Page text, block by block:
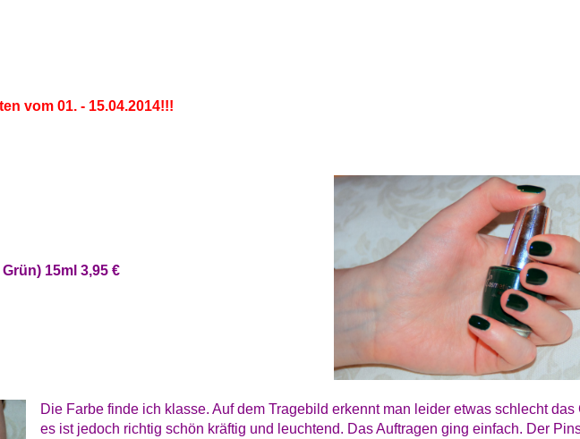
vom 01. - 15.04.2014!!!
15ml 3,95 €
Die Farbe finde ich klasse. Auf dem Tragebild erkennt man leider etwas schlecht das
es ist jedoch richtig schön kräftig und leuchtend. Das Auftragen ging einfach. Der